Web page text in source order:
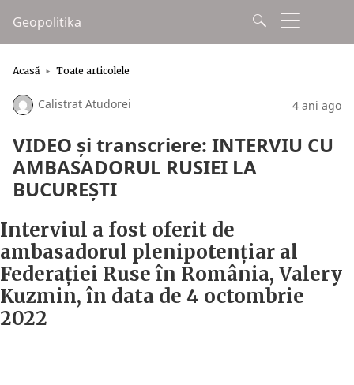
Geopolitika
Acasă Toate articolele
Calistrat Atudorei 4 ani ago
VIDEO și transcriere: INTERVIU CU
AMBASADORUL RUSIEI LA
BUCUREȘTI
Interviul a fost oferit de
ambasadorul plenipotențiar al
Federației Ruse în România, Valery
Kuzmin, în data de 4 octombrie
2022